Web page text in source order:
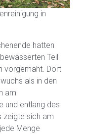
in
hatten
Teil
vorgemäht. Dort
als in den
am
und entlang des
zeigte sich am
Menge